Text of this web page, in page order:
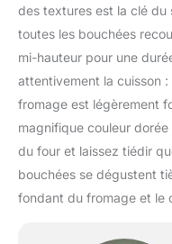
des textures est la clé
toutes les bouchées
mi-hauteur pour une
attentivement la cuisson
fromage est légèrement
magnifique couleur
du four et laissez tiédir
bouchées se dégustent
fondant du fromage et le